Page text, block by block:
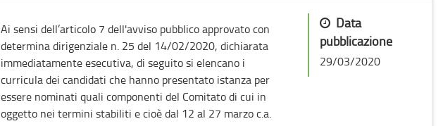
Ai sensi dell’articolo 7 dell'avviso pubblico approvato con
determina dirigenziale n. 25 del 14/02/2020, dichiarata
immediatamente esecutiva, di seguito si elencano i
curricula dei candidati che hanno presentato istanza per
essere nominati quali componenti del Comitato di cui in
oggetto nei termini stabiliti e cioè dal 12 al 27 marzo c.a.
Data
pubblicazione
29/03/2020